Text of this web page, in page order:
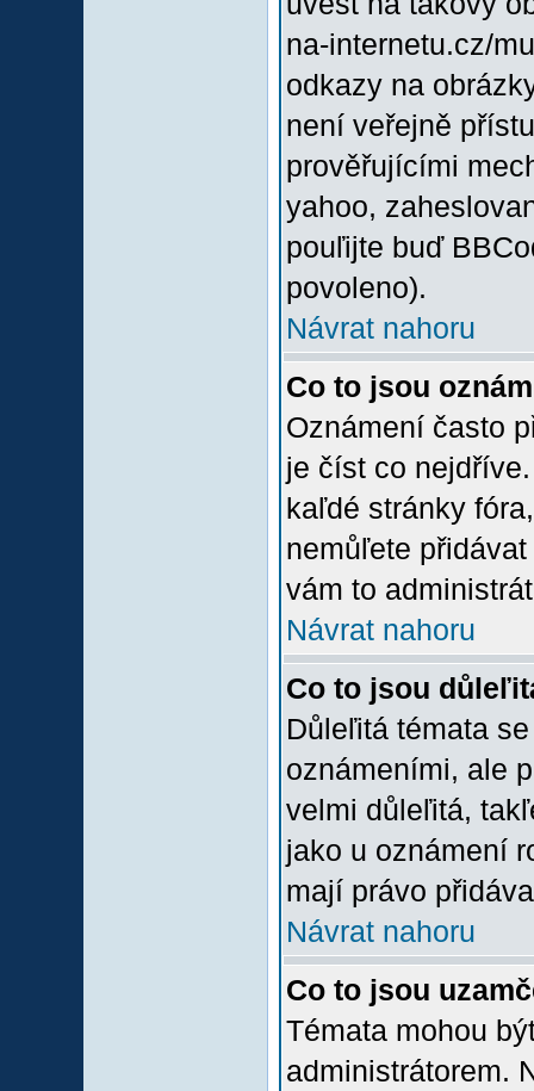
na-internetu.cz/
odkazy na
není veřejně
prověřujícími
yahoo,
pouľijte buď
povoleno).
Návrat nahoru
Co to jsou
Oznámení často
je číst co
kaľdé stránky
nemůľete
vám to
Návrat nahoru
Co to jsou
Důleľitá témata
oznámeními, ale
velmi důleľitá,
jako u oznámení
mají právo
Návrat nahoru
Co to jsou
Témata mohou
administrátorem.